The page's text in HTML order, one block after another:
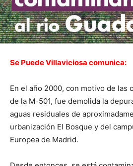
Se Puede Villaviciosa comunica:
En el año 2000, con motivo de las
de la M-501, fue demolida la
aguas residuales de
urbanización El Bosque y del
Europea de Madrid.